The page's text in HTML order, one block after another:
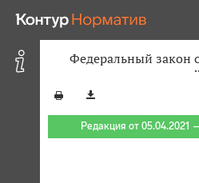
Федеральный закон
Редакция от 05.04.2021